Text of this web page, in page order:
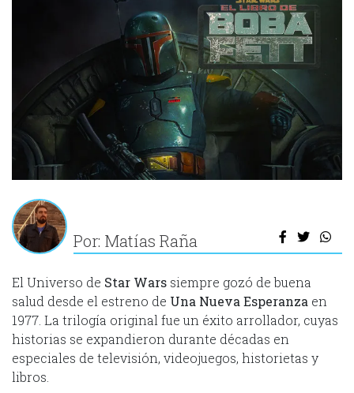
Por: Matías Raña
El Universo de Star Wars siempre gozó de buena
salud desde el estreno de Una Nueva Esperanza en
1977. La trilogía original fue un éxito arrollador, cuyas
historias se expandieron durante décadas en
especiales de televisión, videojuegos, historietas y
libros.